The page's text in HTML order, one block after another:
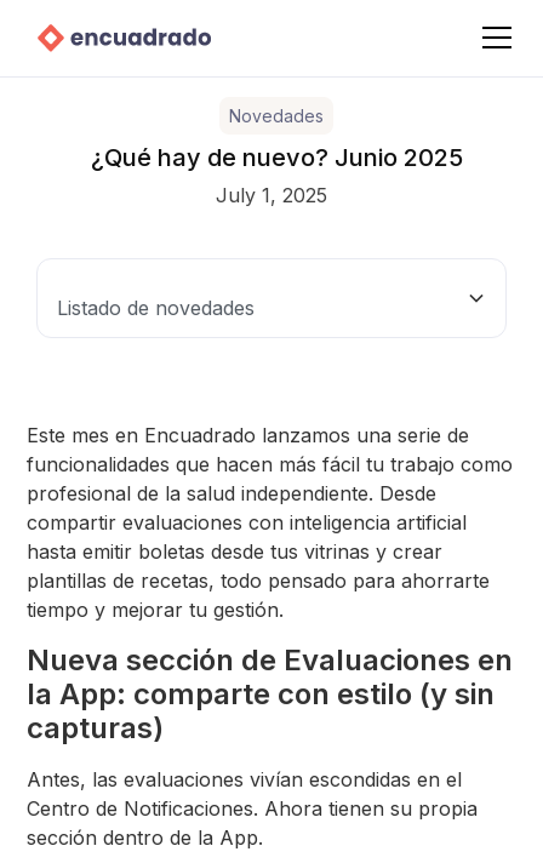
Novedades
¿Qué hay de nuevo? Junio 2025
July 1, 2025
Listado de novedades
Este mes en Encuadrado lanzamos una serie de
funcionalidades que hacen más fácil tu trabajo como
profesional de la salud independiente. Desde
compartir evaluaciones con inteligencia artificial
hasta emitir boletas desde tus vitrinas y crear
plantillas de recetas, todo pensado para ahorrarte
tiempo y mejorar tu gestión.
Nueva sección de Evaluaciones en
la App: comparte con estilo (y sin
capturas)
Antes, las evaluaciones vivían escondidas en el
Centro de Notificaciones. Ahora tienen su propia
sección dentro de la App.